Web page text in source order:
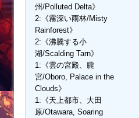
州/Polluted Delta》
2:《霧深い雨林/Misty
Rainforest》
2:《沸騰する小
湖/Scalding Tarn》
1:《雲の宮殿、朧
宮/Oboro, Palace in the
Clouds》
1:《天上都市、大田
原/Otawara, Soaring